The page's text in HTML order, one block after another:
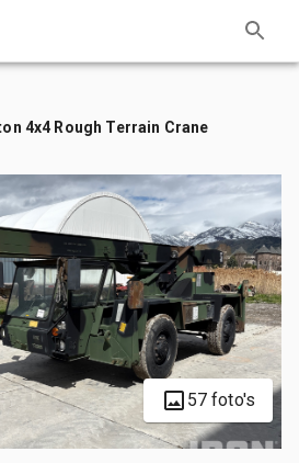
4x4 Rough Terrain Crane
57 foto's